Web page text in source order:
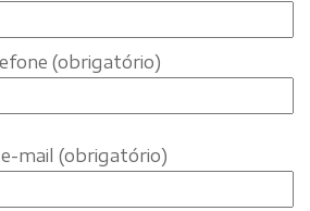
(obrigatório)
e-mail (obrigatório)